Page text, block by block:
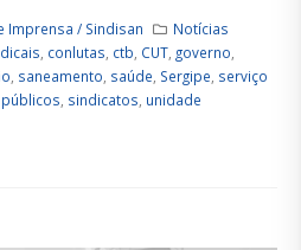
Imprensa / Sindisan
Notícias
conlutas ctb CUT, governo
saneamento saúde Sergipe serviço
sindicatos unidade